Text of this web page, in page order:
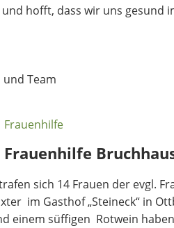
hofft, dass wir uns gesund
Team
Frauenhilfe
sich 14 Frauen der evgl.
im Gasthof „Steineck“ in
einem süffigen Rotwein